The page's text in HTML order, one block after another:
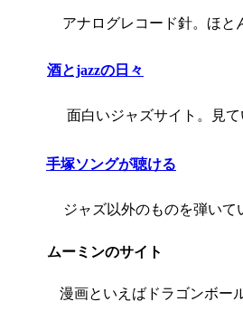
アナログレコード針。ほと
酒とjazzの日々
面白いジャズサイト。見
手塚ソングが聴ける
ジャズ以外のものを弾いて
ムーミンのサイト
漫画といえばドラゴンボー